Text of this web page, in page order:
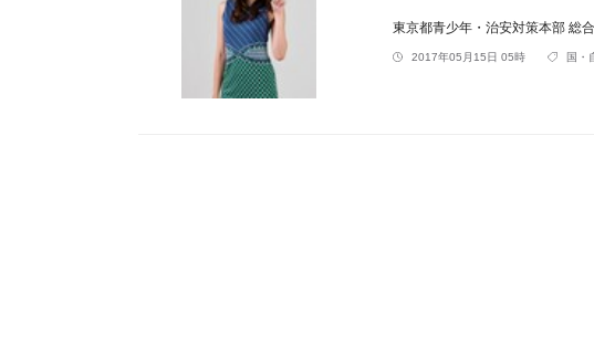
東京都青少年・治安対策本部 総
2017年05月15日 05時 国・